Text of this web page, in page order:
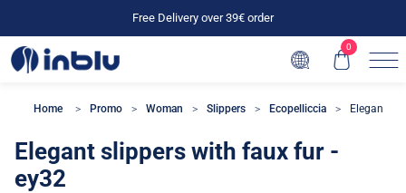
Free Delivery over 39€ order
0
Home Promo Woman Slippers Ecopelliccia Elegant
Elegant slippers with faux fur -
ey32